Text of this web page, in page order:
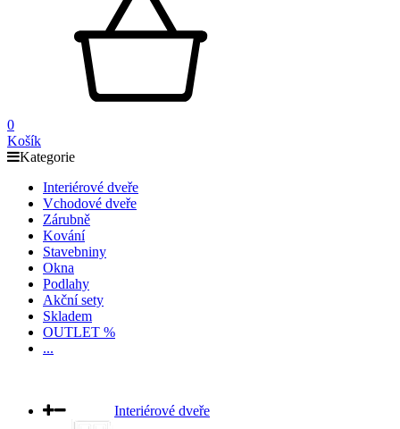
0
Košík
Kategorie
Interiérové dveře
Vchodové dveře
Zárubně
Kování
Stavebniny
Okna
Podlahy
Akční sety
Skladem
OUTLET %
...
Interiérové dveře